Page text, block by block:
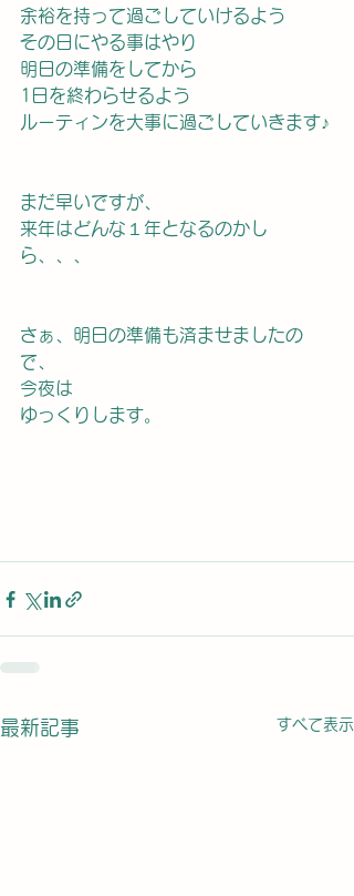
余裕を持って過ごしていけるよう
その日にやる事はやり
明日の準備をしてから
1日を終わらせるよう
ルーティンを大事に過ごしていきます♪
まだ早いですが、
来年はどんな１年となるのかし
ら、、、
さぁ、明日の準備も済ませましたの
で、
今夜は
ゆっくりします。
最新記事 すべて表示